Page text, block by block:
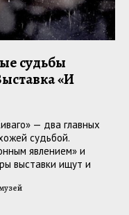
судьбы
«И
— два главных
судьбой.
явлением» и
выставки ищут и